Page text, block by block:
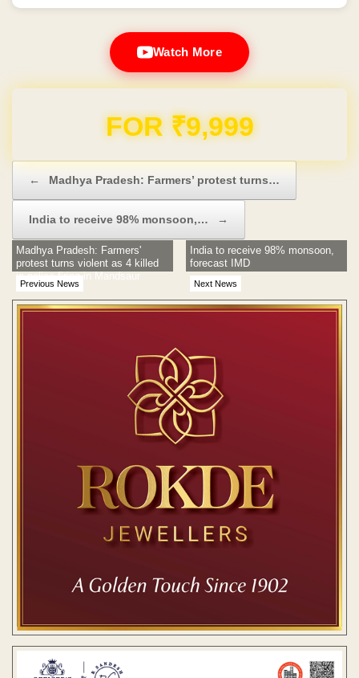
Watch More
Domain & Hosting FREE for 1 Year
← Madhya Pradesh: Farmers’ protest turns…
India to receive 98% monsoon,… →
Previous News
Madhya Pradesh: Farmers'
protest turns violent as 4 killed
in police firing in Mandsaur
Next News
India to receive 98% monsoon,
forecast IMD